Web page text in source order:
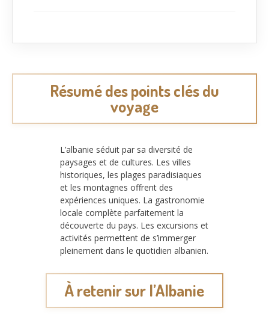
Résumé des points clés du
voyage
L’albanie séduit par sa diversité de
paysages et de cultures. Les villes
historiques, les plages paradisiaques
et les montagnes offrent des
expériences uniques. La gastronomie
locale complète parfaitement la
découverte du pays. Les excursions et
activités permettent de s’immerger
pleinement dans le quotidien albanien.
À retenir sur l’Albanie